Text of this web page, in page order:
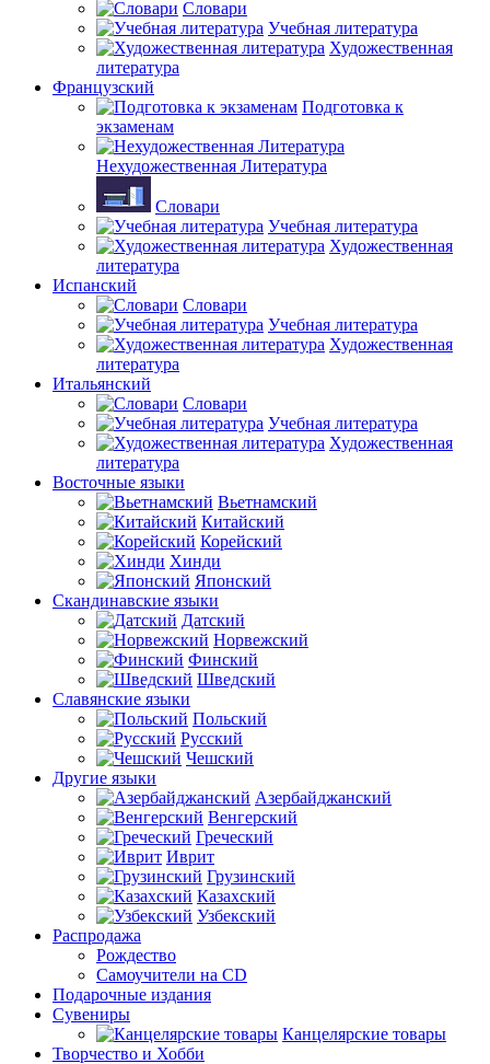
Словари
Учебная литература
Художественная
литература
Французский
Подготовка к
экзаменам
Нехудожественная Литература
Словари
Учебная литература
Художественная
литература
Испанский
Словари
Учебная литература
Художественная
литература
Итальянский
Словари
Учебная литература
Художественная
литература
Восточные языки
Вьетнамский
Китайский
Корейский
Хинди
Японский
Скандинавские языки
Датский
Норвежский
Финский
Шведский
Славянские языки
Польский
Русский
Чешский
Другие языки
Азербайджанский
Венгерский
Греческий
Иврит
Грузинский
Казахский
Узбекский
Распродажа
Рождество
Самоучители на CD
Подарочные издания
Сувениры
Канцелярские товары
Творчество и Хобби